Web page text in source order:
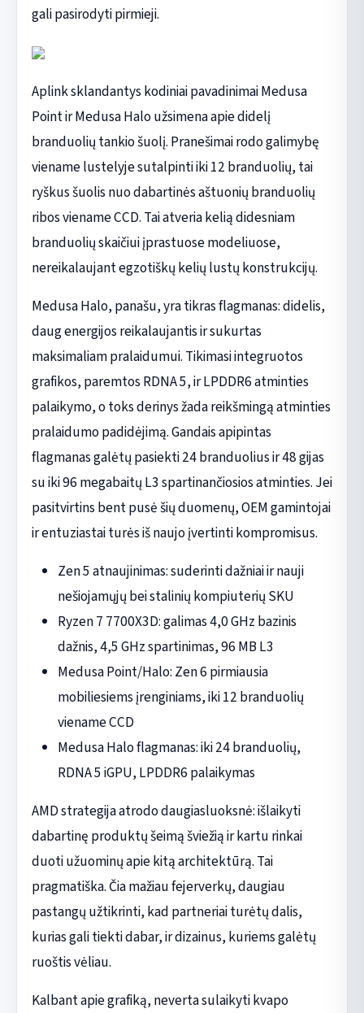
gali pasirodyti pirmieji.
Aplink sklandantys kodiniai pavadinimai Medusa
Point ir Medusa Halo užsimena apie didelį
branduolių tankio šuolį. Pranešimai rodo galimybę
viename lustelyje sutalpinti iki 12 branduolių, tai
ryškus šuolis nuo dabartinės aštuonių branduolių
ribos viename CCD. Tai atveria kelią didesniam
branduolių skaičiui įprastuose modeliuose,
nereikalaujant egzotiškų kelių lustų konstrukcijų.
Medusa Halo, panašu, yra tikras flagmanas: didelis,
daug energijos reikalaujantis ir sukurtas
maksimaliam pralaidumui. Tikimasi integruotos
grafikos, paremtos RDNA 5, ir LPDDR6 atminties
palaikymo, o toks derinys žada reikšmingą atminties
pralaidumo padidėjimą. Gandais apipintas
flagmanas galėtų pasiekti 24 branduolius ir 48 gijas
su iki 96 megabaitų L3 spartinančiosios atminties. Jei
pasitvirtins bent pusė šių duomenų, OEM gamintojai
ir entuziastai turės iš naujo įvertinti kompromisus.
Zen 5 atnaujinimas: suderinti dažniai ir nauji
nešiojamųjų bei stalinių kompiuterių SKU
Ryzen 7 7700X3D: galimas 4,0 GHz bazinis
dažnis, 4,5 GHz spartinimas, 96 MB L3
Medusa Point/Halo: Zen 6 pirmiausia
mobiliesiems įrenginiams, iki 12 branduolių
viename CCD
Medusa Halo flagmanas: iki 24 branduolių,
RDNA 5 iGPU, LPDDR6 palaikymas
AMD strategija atrodo daugiasluoksnė: išlaikyti
dabartinę produktų šeimą šviežią ir kartu rinkai
duoti užuominų apie kitą architektūrą. Tai
pragmatiška. Čia mažiau fejerverkų, daugiau
pastangų užtikrinti, kad partneriai turėtų dalis,
kurias gali tiekti dabar, ir dizainus, kuriems galėtų
ruoštis vėliau.
Kalbant apie grafiką, neverta sulaikyti kvapo